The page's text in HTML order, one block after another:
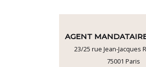
AGENT
23/25 rue Jean-Jacques
75001 Paris